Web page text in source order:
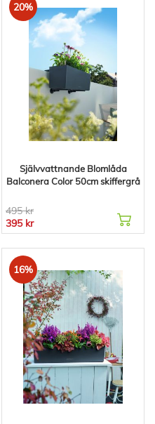
20%
Självvattnande Blomlåda
Balconera Color 50cm skiffergrå
495 kr
395 kr
16%